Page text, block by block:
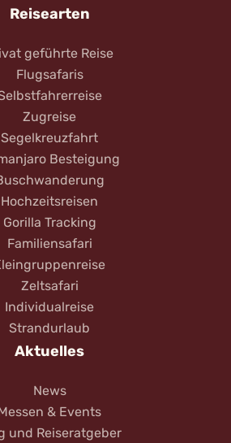
Reisearten
geführte Reise
Flugsafaris
Zugreise
Segelkreuzfahrt
Besteigung
Hochzeitsreisen
Gorilla Tracking
Familiensafari
Zeltsafari
Individualreise
Strandurlaub
Aktuelles
News
& Events
und Reiseratgeber